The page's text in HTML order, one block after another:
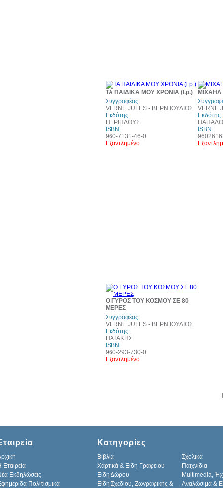
ΤΑ ΠΑΙΔΙΚΑ ΜΟΥ ΧΡΟΝΙΑ (l.p.)
Συγγραφέας:
VERNE JULES - ΒΕΡΝ ΙΟΥΛΙΟΣ
Εκδότης:
ΠΕΡΙΠΛΟΥΣ
ISBN:
960-7131-46-0
Εξαντλημένο
VERNE
Εκδότης:
ISBN:
10%
Ο ΓΥΡΟΣ ΤΟΥ ΚΟΣΜΟΥ ΣΕ 80
ΜΕΡΕΣ
Συγγραφέας:
VERNE JULES - ΒΕΡΝ ΙΟΥΛΙΟΣ
Εκδότης:
ΠΑΤΑΚΗΣ
ISBN:
960-293-730-0
Εξαντλημένο
Εταιρεία
Εκδηλώσεις
Πολιτισμικά
Κατηγορίες
Βιβλία
Σχολικά
Χαρτικά & Είδη Γραφείου
Παιχνίδια
Είδη Δώρου
Multimedia,
Είδη Σχεδίου, Ζωγραφικής &
Αναλώσιμα &